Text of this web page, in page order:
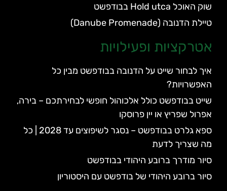
שוק האוכל Hold utca בבודפשט
טיילת הדנובה (Danube Promenade)
אטרקציות ופעילויות
איך לבחור שייט על הדנובה בבודפשט מבין כל
האפשרויות?
שייט בבודפשט כולל אלכוהול חופשי לבחירתכם – בירה,
אפרול שפריץ או יין פרוסקו
ספא גלרט בבודפשט – נסגר לשיפוצים עד 2028 | כל
מה שצריך לדעת
סיור מודרך ברובע היהודי בבודפשט
סיור ברובע היהודי של בודפשט עם היסטוריון